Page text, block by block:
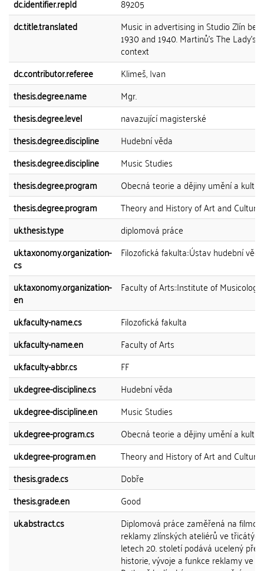
dc.identifier.repId
89205
dc.title.translated
Music in advertising in Studio Zlín
1930 and 1940. Martinů's The Lady's
context
dc.contributor.referee
Klimeš, Ivan
thesis.degree.name
Mgr.
thesis.degree.level
navazující magisterské
thesis.degree.discipline
Hudební věda
thesis.degree.discipline
Music Studies
thesis.degree.program
Obecná teorie a dějiny umění a
thesis.degree.program
Theory and History of Art and Culture
uk.thesis.type
diplomová práce
uk.taxonomy.organization-
cs
Filozofická fakulta::Ústav hudební vědy
uk.taxonomy.organization-
en
Faculty of Arts::Institute of Musicology
uk.faculty-name.cs
Filozofická fakulta
uk.faculty-name.en
Faculty of Arts
uk.faculty-abbr.cs
FF
uk.degree-discipline.cs
Hudební věda
uk.degree-discipline.en
Music Studies
uk.degree-program.cs
Obecná teorie a dějiny umění a
uk.degree-program.en
Theory and History of Art and Culture
thesis.grade.cs
Dobře
thesis.grade.en
Good
uk.abstract.cs
Diplomová práce zaměřená na
reklamy zlínských ateliérů ve třicátých
letech 20. století podává ucelený
historie, vývoje a funkce reklamy ve